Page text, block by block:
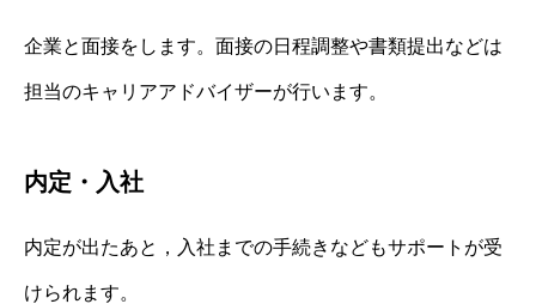
企業と面接をします。面接の日程調整や書類提出などは
担当のキャリアアドバイザーが行います。
内定・入社
内定が出たあと，入社までの手続きなどもサポートが受
けられます。